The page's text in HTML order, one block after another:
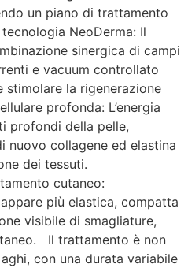
un piano di trattamento
NeoDerma: Il
sinergica di campi
e vacuum controllato
la rigenerazione
profonda: L’energia
profondi della pelle,
nuovo collagene ed elastina
dei tessuti.
cutaneo:
più elastica, compatta
visibile di smagliature,
Il trattamento è non
con una durata variabile